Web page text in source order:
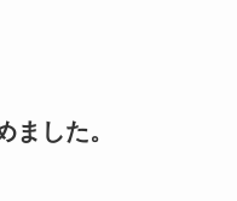
ました。